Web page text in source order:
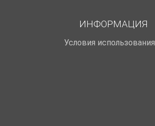
ИНФОРМАЦИЯ
Условия использования